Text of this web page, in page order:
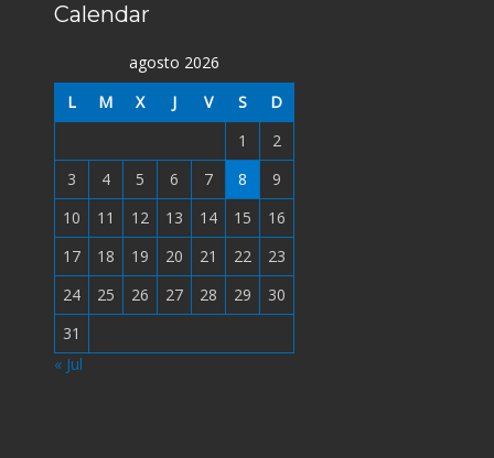
Calendar
agosto 2026
L
M X J V S
D
1
2
3
4 5 6 7 8
9
10
11 12 13 14 15
16
17
18 19 20 21 22
23
24
25 26 27 28 29
30
31
« Jul